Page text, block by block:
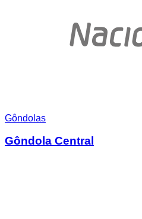
Gôndolas
Gôndola Central